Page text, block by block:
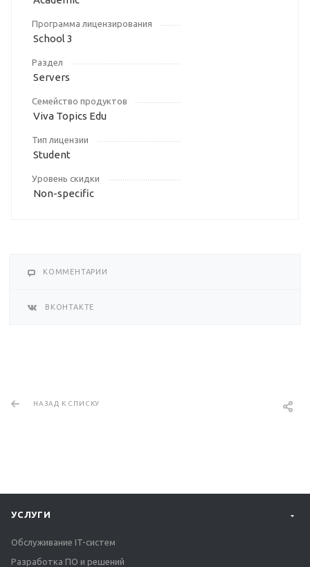
Программа лицензирования
School 3
Раздел
Servers
Семейство продуктов
Viva Topics Edu
Тип лицензии
Student
Уровень скидки
Non-specific
КОММЕНТАРИИ
ВКОНТАКТЕ
НАЗАД К СПИСКУ
УСЛУГИ
Обслуживание IT-систем
Разработка ПО и решений